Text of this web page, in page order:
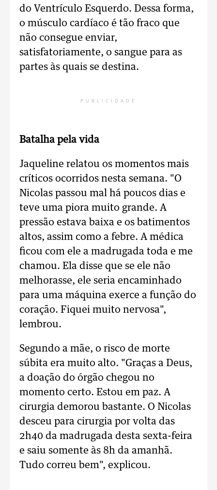
do Ventrículo Esquerdo. Dessa forma,
o músculo cardíaco é tão fraco que
não consegue enviar,
satisfatoriamente, o sangue para as
partes às quais se destina.
PUBLICIDADE
Batalha pela vida
Jaqueline relatou os momentos mais
críticos ocorridos nesta semana. "O
Nicolas passou mal há poucos dias e
teve uma piora muito grande. A
pressão estava baixa e os batimentos
altos, assim como a febre. A médica
ficou com ele a madrugada toda e me
chamou. Ela disse que se ele não
melhorasse, ele seria encaminhado
para uma máquina exerce a função do
coração. Fiquei muito nervosa",
lembrou.
Segundo a mãe, o risco de morte
súbita era muito alto. "Graças a Deus,
a doação do órgão chegou no
momento certo. Estou em paz. A
cirurgia demorou bastante. O Nicolas
desceu para cirurgia por volta das
2h40 da madrugada desta sexta-feira
e saiu somente às 8h da amanhã.
Tudo correu bem", explicou.